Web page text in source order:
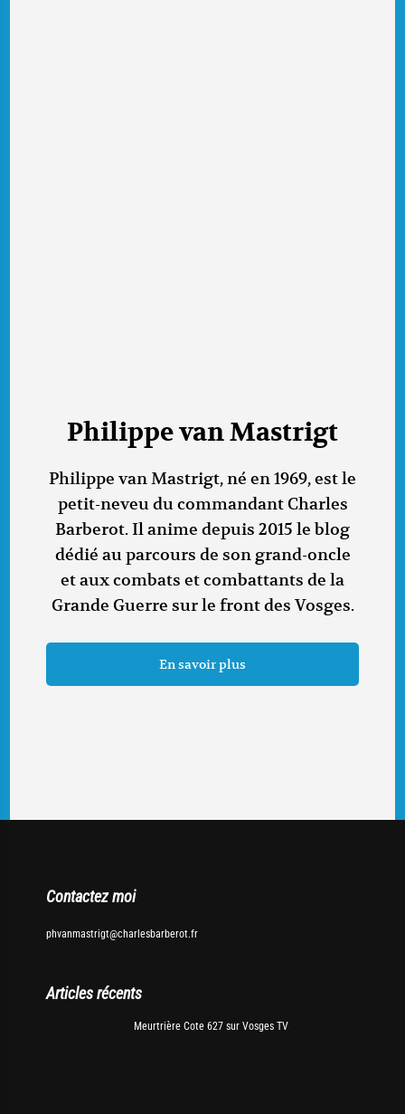
Philippe van Mastrigt
Philippe van Mastrigt, né en 1969, est le
petit-neveu du commandant Charles
Barberot. Il anime depuis 2015 le blog
dédié au parcours de son grand-oncle
et aux combats et combattants de la
Grande Guerre sur le front des Vosges.
En savoir plus
Contactez moi
phvanmastrigt@charlesbarberot.fr
Articles récents
Meurtrière Cote 627 sur Vosges TV